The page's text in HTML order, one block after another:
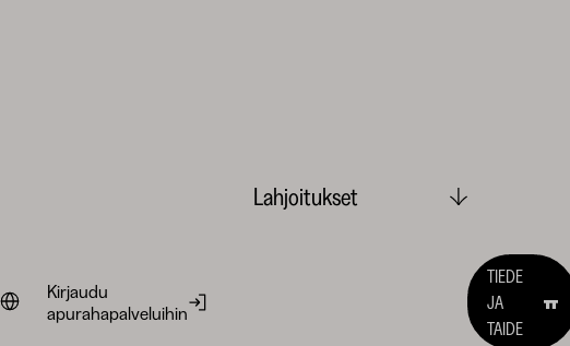
Kirjaudu
apurahapalveluihin
Lahjoitukset
TIEDE
JA
TAIDE